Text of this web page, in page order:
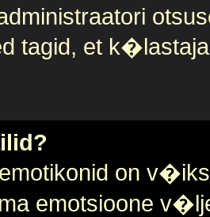
tagid, et
on
emotsioone